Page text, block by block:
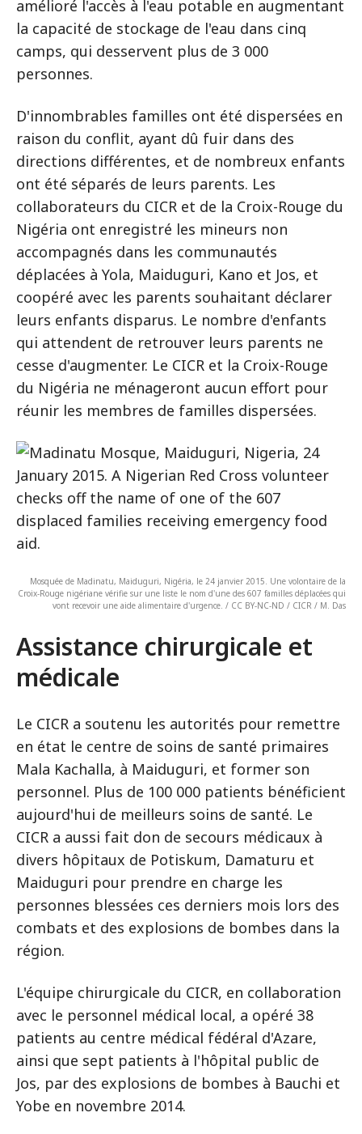
amélioré l'accès à l'eau potable en augmentant
la capacité de stockage de l'eau dans cinq
camps, qui desservent plus de 3 000
personnes.
D'innombrables familles ont été dispersées en
raison du conflit, ayant dû fuir dans des
directions différentes, et de nombreux enfants
ont été séparés de leurs parents. Les
collaborateurs du CICR et de la Croix-Rouge du
Nigéria ont enregistré les mineurs non
accompagnés dans les communautés
déplacées à Yola, Maiduguri, Kano et Jos, et
coopéré avec les parents souhaitant déclarer
leurs enfants disparus. Le nombre d'enfants
qui attendent de retrouver leurs parents ne
cesse d'augmenter. Le CICR et la Croix-Rouge
du Nigéria ne ménageront aucun effort pour
réunir les membres de familles dispersées.
Mosquée de Madinatu, Maiduguri, Nigéria, le 24 janvier 2015. Une volontaire de la
Croix-Rouge nigériane vérifie sur une liste le nom d'une des 607 familles déplacées qui
vont recevoir une aide alimentaire d'urgence. / CC BY-NC-ND / CICR / M. Das
Assistance chirurgicale et
médicale
Le CICR a soutenu les autorités pour remettre
en état le centre de soins de santé primaires
Mala Kachalla, à Maiduguri, et former son
personnel. Plus de 100 000 patients bénéficient
aujourd'hui de meilleurs soins de santé. Le
CICR a aussi fait don de secours médicaux à
divers hôpitaux de Potiskum, Damaturu et
Maiduguri pour prendre en charge les
personnes blessées ces derniers mois lors des
combats et des explosions de bombes dans la
région.
L'équipe chirurgicale du CICR, en collaboration
avec le personnel médical local, a opéré 38
patients au centre médical fédéral d'Azare,
ainsi que sept patients à l'hôpital public de
Jos, par des explosions de bombes à Bauchi et
Yobe en novembre 2014.